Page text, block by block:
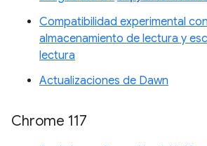
Compatibilidad experimental
almacenamiento de lectura y
lectura
Actualizaciones de Dawn
Chrome 117